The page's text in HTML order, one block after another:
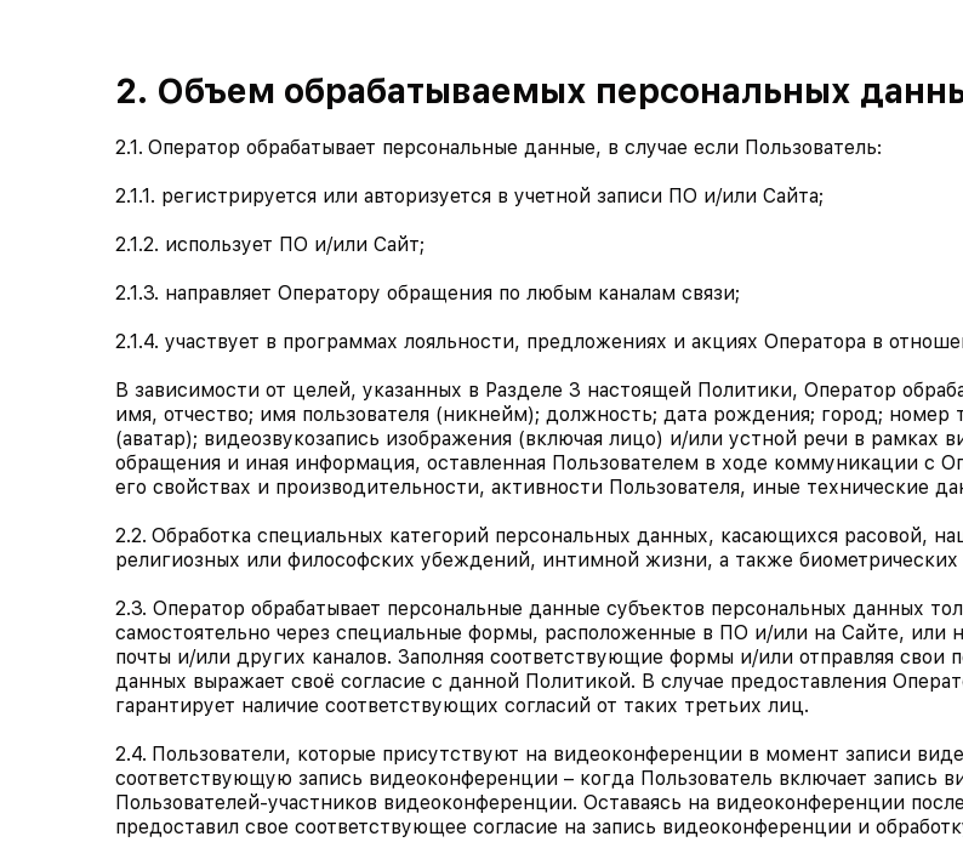
2. Объем обрабатываемых персональных
2.1. Оператор обрабатывает персональные данные, в случае если Пользователь:
2.1.1. регистрируется или авторизуется в учетной записи ПО и/или Сайта;
2.1.2. использует ПО и/или Сайт;
2.1.3. направляет Оператору обращения по любым каналам связи;
2.1.4. участвует в программах лояльности, предложениях и акциях Оператора в
В зависимости от целей, указанных в Разделе 3 настоящей Политики, Оператор
имя, отчество; имя пользователя (никнейм); должность; дата рождения; город;
(аватар); видеозвукозапись изображения (включая лицо) и/или устной речи в рамках
обращения и иная информация, оставленная Пользователем в ходе коммуникации с
его свойствах и производительности, активности Пользователя, иные технические
2.2. Обработка специальных категорий персональных данных, касающихся расовой,
религиозных или философских убеждений, интимной жизни, а также
2.3. Оператор обрабатывает персональные данные субъектов персональных данных
самостоятельно через специальные формы, расположенные в ПО и/или на Сайте, или
почты и/или других каналов. Заполняя соответствующие формы и/или отправляя свои
данных выражает своё согласие с данной Политикой. В случае предоставления
гарантирует наличие соответствующих согласий от таких третьих лиц.
2.4. Пользователи, которые присутствуют на видеоконференции в момент записи
соответствующую запись видеоконференции – когда Пользователь включает запись
Пользователей-участников видеоконференции. Оставаясь на видеоконференции
предоставил свое соответствующее согласие на запись видеоконференции и